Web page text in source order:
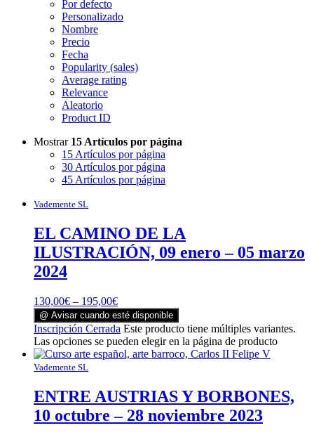
Por defecto
Personalizado
Nombre
Precio
Fecha
Popularity (sales)
Average rating
Relevance
Aleatorio
Product ID
Mostrar 15 Artículos por página
15 Artículos por página
30 Artículos por página
45 Artículos por página
Vademente SL
EL CAMINO DE LA
ILUSTRACIÓN, 09 enero – 05 marzo
2024
130,00€ – 195,00€
@ Avisar cuando esté disponible
Inscripción Cerrada Este producto tiene múltiples variantes.
Las opciones se pueden elegir en la página de producto
Vademente SL
ENTRE AUSTRIAS Y BORBONES,
10 octubre – 28 noviembre 2023